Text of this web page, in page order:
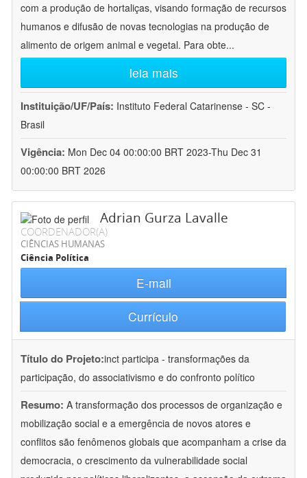
com a produção de hortaliças, visando formação de recursos
humanos e difusão de novas tecnologias na produção de
alimento de origem animal e vegetal. Para obte...
leia mais
Instituição/UF/País: Instituto Federal Catarinense - SC -
Brasil
Vigência: Mon Dec 04 00:00:00 BRT 2023-Thu Dec 31
00:00:00 BRT 2026
Adrian Gurza Lavalle
COORDENADOR(A)
CIÊNCIAS HUMANAS
Ciência Política
E-mail
Currículo
Título do Projeto:inct participa - transformações da
participação, do associativismo e do confronto político
Resumo: A transformação dos processos de organização e
mobilização social e a emergência de novos atores e
conflitos são fenômenos globais que acompanham a crise da
democracia, o crescimento da vulnerabilidade social